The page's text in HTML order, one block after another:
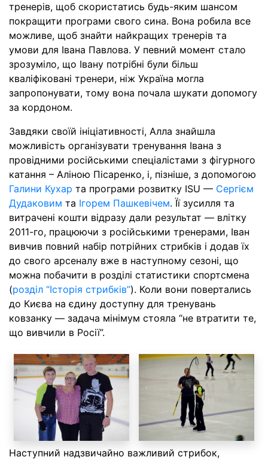
тренерів, щоб скористатись будь-яким шансом
покращити програми свого сина. Вона робила все
можливе, щоб знайти найкращих тренерів та
умови для Івана Павлова. У певний момент стало
зрозуміло, що Івану потрібні були більш
кваліфіковані тренери, ніж Україна могла
запропонувати, тому вона почала шукати допомогу
за кордоном.
Завдяки своїй ініціативності, Алла знайшла
можливість організувати тренування Івана з
провідними російськими спеціалістами з фігурного
катання – Аліною Пісаренко, і, пізніше, з допомогою
Галини Кухар та програми розвитку ISU — Сергієм
Дудаковим та Ігорем Пашкевічем. Її зусилля та
витрачені кошти відразу дали результат — влітку
2011-го, працюючи з російськими тренерами, Іван
вивчив повний набір потрійних стрибків і додав їх
до свого арсеналу вже в наступному сезоні, що
можна побачити в розділі статистики спортсмена
(розділ “Історія стрибків”). Коли вони повертались
до Києва на єдину доступну для тренувань
ковзанку — задача мінімум стояла “не втратити те,
що вивчили в Росії”.
Наступний надзвичайно важливий стрибок,